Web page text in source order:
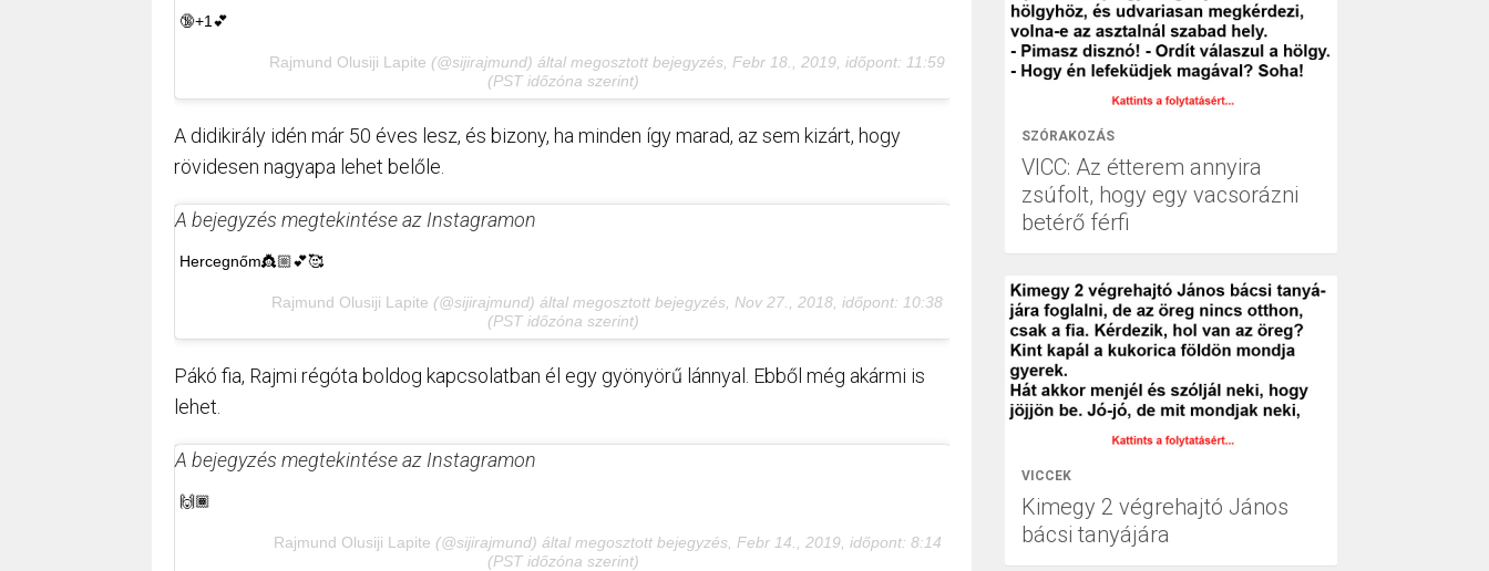
🔞+1💕
⠀⠀⠀⠀⠀⠀⠀⠀Rajmund Olusiji Lapite (@sijirajmund) által megosztott bejegyzés, Febr 18., 2019, időpont: 11:59
(PST időzóna szerint)
A didikirály idén már 50 éves lesz, és bizony, ha minden így marad, az sem kizárt, hogy
rövidesen nagyapa lehet belőle.
A bejegyzés megtekintése az Instagramon
Hercegnőm👸🏼💕🥰
⠀⠀⠀⠀⠀⠀⠀⠀Rajmund Olusiji Lapite (@sijirajmund) által megosztott bejegyzés, Nov 27., 2018, időpont: 10:38
(PST időzóna szerint)
Pákó fia, Rajmi régóta boldog kapcsolatban él egy gyönyörű lánnyal. Ebből még akármi is
lehet.
A bejegyzés megtekintése az Instagramon
🙌🏾
⠀⠀⠀⠀⠀⠀⠀⠀Rajmund Olusiji Lapite (@sijirajmund) által megosztott bejegyzés, Febr 14., 2019, időpont: 8:14
(PST időzóna szerint)
SZÓRAKOZÁS
VICC: Az étterem annyira
zsúfolt, hogy egy vacsorázni
betérő férfi
VICCEK
Kimegy 2 végrehajtó János
bácsi tanyájára